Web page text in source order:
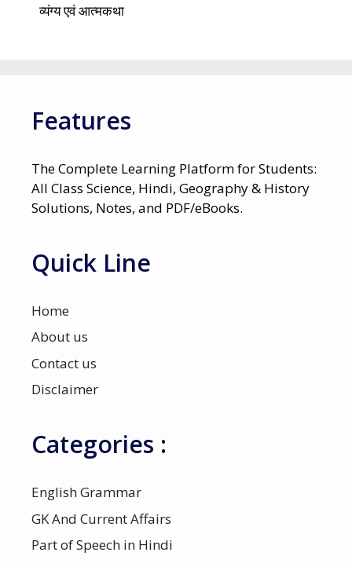
व्यंग्य एवं आत्मकथा
Features
The Complete Learning Platform for Students:
All Class Science, Hindi, Geography & History
Solutions, Notes, and PDF/eBooks.
Quick Line
Home
About us
Contact us
Disclaimer
Categories :
English Grammar
GK And Current Affairs
Part of Speech in Hindi